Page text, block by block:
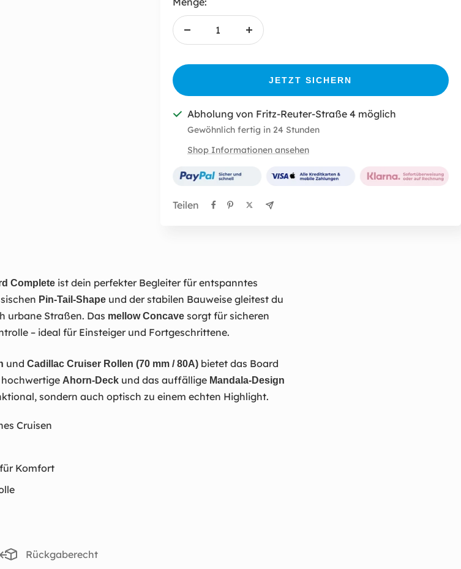
Menge
Menge
JETZT SICHERN
Abholung von Fritz-Reuter-Straße 4 möglich
Gewöhnlich fertig in 24 Stunden
Shop Informationen ansehen
Teilen
Completeist dein perfekter Begleiter für entspanntes
Pin-Tail-Shapeund der stabilen Bauweise gleitest du
urbane Straßen. Das mellow Concavesorgt für sicheren
– ideal für Einsteiger und Fortgeschrittene.
und Cadillac Cruiser Rollen (70 mm / 80A)bietet das Board
Ahorn-Deckund das auffällige Mandala-Design
sondern auch optisch zu einem echten Highlight.
Cruisen
Komfort
Rückgaberecht